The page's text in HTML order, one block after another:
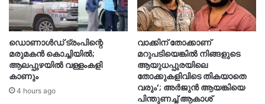
ഡൊണാൾഡ് ട്രംപിന്റെ
മരുമകൻ കൊച്ചിയിൽ;
ആലപ്പുഴയിൽ വള്ളംകളി
കാണും
4 hours ago
വാക്കിന് തോക്കാണ്
മറുപടിയെങ്കില്‍ നിങ്ങളുടെ
ആയുധപ്പുരയിലെ
തോക്കുകളിവിടെ തികയാതെ
വരും’; അര്‍ജുന്‍ ആയങ്കിയെ
പിന്തുണച്ച് ആകാശ്